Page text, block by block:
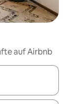
auf Airbnb
mit den